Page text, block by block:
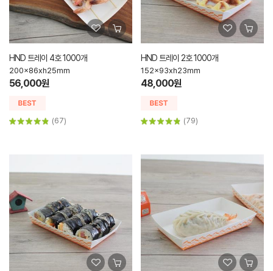
HND 트레이 4호 1000개
200x86xh25mm
56,000원
(67)
HND 트레이 2호 1000개
152x93xh23mm
48,000원
(79)